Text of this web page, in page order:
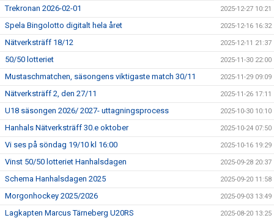
Trekronan 2026-02-01 2025-12-27 10:21
Spela Bingolotto digitalt hela året 2025-12-16 16:32
Nätverksträff 18/12 2025-12-11 21:37
50/50 lotteriet 2025-11-30 22:00
Mustaschmatchen, säsongens viktigaste match 30/11 2025-11-29 09:09
Nätverksträff 2, den 27/11 2025-11-26 17:11
U18 säsongen 2026/ 2027- uttagningsprocess 2025-10-30 10:10
Hanhals Nätverksträff 30.e oktober 2025-10-24 07:50
Vi ses på söndag 19/10 kl 16:00 2025-10-16 19:29
Vinst 50/50 lotteriet Hanhalsdagen 2025-09-28 20:37
Schema Hanhalsdagen 2025 2025-09-20 11:58
Morgonhockey 2025/2026 2025-09-03 13:49
Lagkapten Marcus Tärneberg U20RS 2025-08-20 13:25